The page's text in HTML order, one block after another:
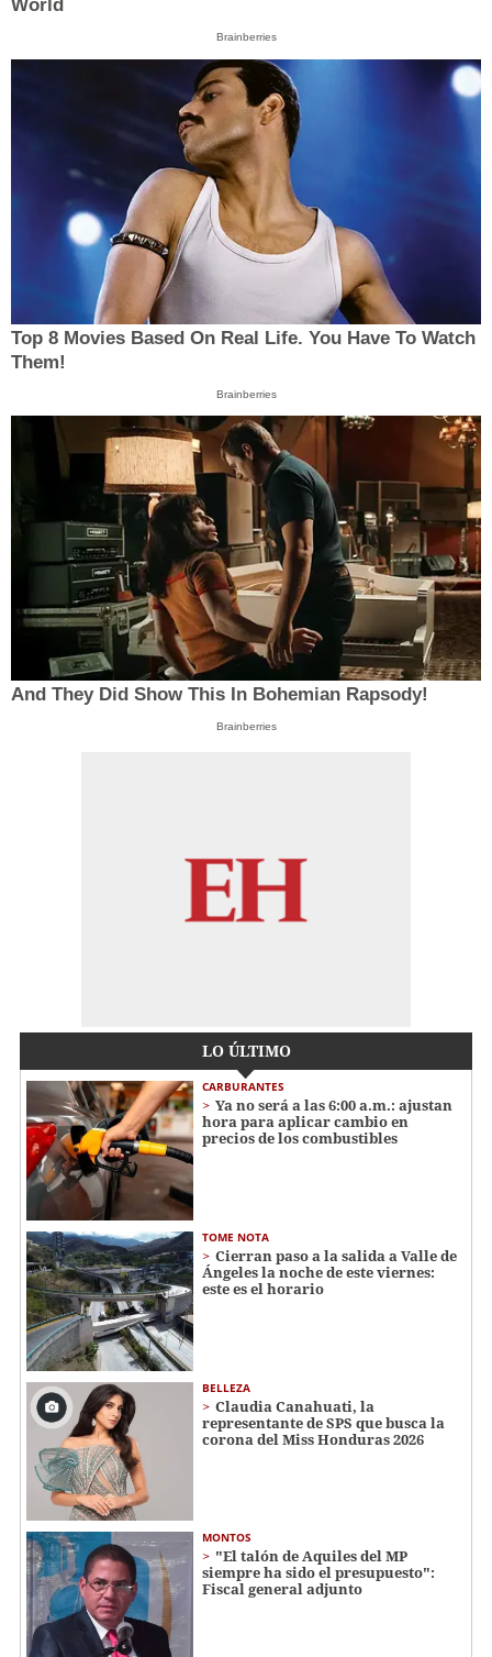
World
Brainberries
Top 8 Movies Based On Real Life. You Have To Watch
Them!
Brainberries
And They Did Show This In Bohemian Rapsody!
Brainberries
LO ÚLTIMO
CARBURANTES
Ya no será a las 6:00 a.m.: ajustan
hora para aplicar cambio en
precios de los combustibles
TOME NOTA
Cierran paso a la salida a Valle de
Ángeles la noche de este viernes:
este es el horario
BELLEZA
Claudia Canahuati, la
representante de SPS que busca la
corona del Miss Honduras 2026
MONTOS
"El talón de Aquiles del MP
siempre ha sido el presupuesto":
Fiscal general adjunto